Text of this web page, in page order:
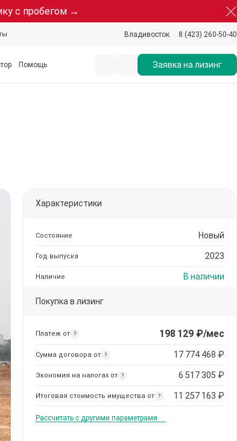
с пробегом →
Владивосток 8 (423) 260-50-40
Помощь Заявка на лизинг
Характеристики
Состояние Новый
Год выпуска 2023
Наличие В наличии
Покупка в лизинг
Платеж от ? 198 129₽/мес
Сумма договора от ? 17 774 468 ₽
Экономия на налогах от ? 6 517 305 ₽
Итоговая стоимость имущества от ? 11 257 163 ₽
Рассчитать с другими параметрами